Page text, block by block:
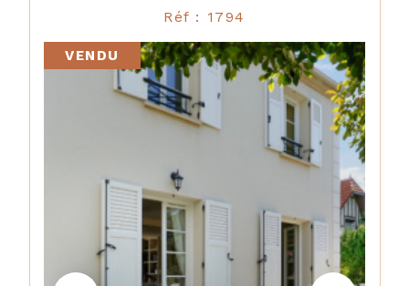
Réf : 1794
VENDU